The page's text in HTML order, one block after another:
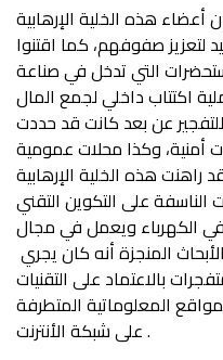
هذه الخلية الإرهابية
لتعزيز صفوفهم، كما اقتنوا
التي تدخل في صناعة
اكتتاب داخلي لجمع المال
للتفجير عن بعد كانت قد حددت
وكذا محلات عمومية
هذه الخلية الإرهابية
على التكوين التقني
الكهرباء ويعمل في مجال
المنجزة أنه كان يجري
بالاعتماد على التقنيات
المعلوماتية المتطرفة
على شبكة الأنترنت .